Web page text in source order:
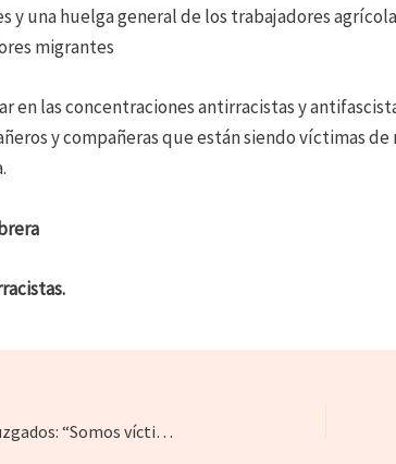
y una huelga general de los trabajadores
migrantes
en las concentraciones antirracistas y
y compañeras que están siendo víctimas
Las ‘7 de Somosaguas’ tras declarar en los juzgados: “Somos víctimas de un montaje político organizado por la extrema derecha”